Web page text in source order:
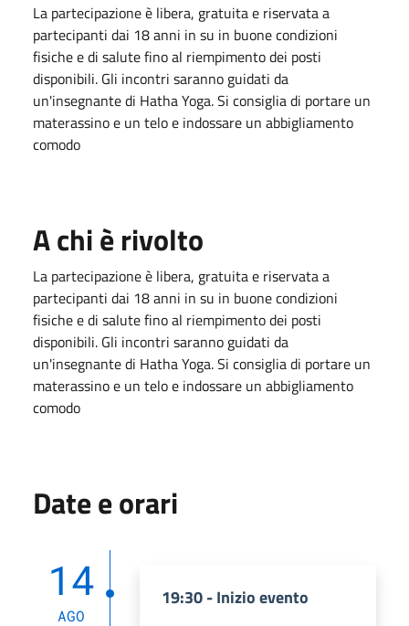
La partecipazione è libera, gratuita e riservata a
partecipanti dai 18 anni in su in buone condizioni
fisiche e di salute fino al riempimento dei posti
disponibili. Gli incontri saranno guidati da
un'insegnante di Hatha Yoga. Si consiglia di portare un
materassino e un telo e indossare un abbigliamento
comodo
A chi è rivolto
La partecipazione è libera, gratuita e riservata a
partecipanti dai 18 anni in su in buone condizioni
fisiche e di salute fino al riempimento dei posti
disponibili. Gli incontri saranno guidati da
un'insegnante di Hatha Yoga. Si consiglia di portare un
materassino e un telo e indossare un abbigliamento
comodo
Date e orari
14
AGO
19:30 - Inizio evento